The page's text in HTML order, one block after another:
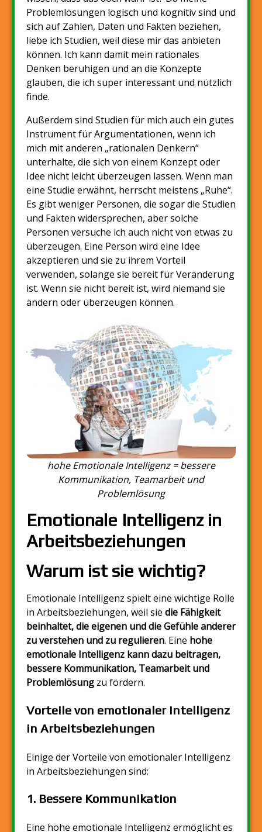
Problemlösungen logisch und kognitiv sind und
sich auf Zahlen, Daten und Fakten beziehen,
liebe ich Studien, weil diese mir das anbieten
können. Ich kann damit mein rationales
Denken beruhigen und an die Konzepte
glauben, die ich super interessant und nützlich
finde.
Außerdem sind Studien für mich auch ein gutes
Instrument für Argumentationen, wenn ich
mich mit anderen „rationalen Denkern“
unterhalte, die sich von einem Konzept oder
Idee nicht leicht überzeugen lassen. Wenn man
eine Studie erwähnt, herrscht meistens „Ruhe“.
Es gibt weniger Personen, die sogar die Studien
und Fakten widersprechen, aber solche
Personen versuche ich auch nicht von etwas zu
überzeugen. Eine Person wird eine Idee
akzeptieren und sie zu ihrem Vorteil
verwenden, solange sie bereit für Veränderung
ist. Wenn sie nicht bereit ist, wird niemand sie
ändern oder überzeugen können.
hohe Emotionale Intelligenz = bessere
Kommunikation, Teamarbeit und
Problemlösung
Emotionale Intelligenzin
Arbeitsbeziehungen
Warum ist sie wichtig?
Emotionale Intelligenz spielt eine wichtige Rolle
in Arbeitsbeziehungen, weil sie die Fähigkeit
beinhaltet, die eigenen und die Gefühle anderer
zu verstehen und zu regulieren. Eine hohe
emotionale Intelligenz kann dazu beitragen,
bessere Kommunikation, Teamarbeit und
Problemlösung zu fördern.
Vorteile von emotionaler Intelligenz
in Arbeitsbeziehungen
Einige der Vorteile von emotionaler Intelligenz
in Arbeitsbeziehungen sind:
1. Bessere Kommunikation
Eine hohe emotionale Intelligenz ermöglicht es